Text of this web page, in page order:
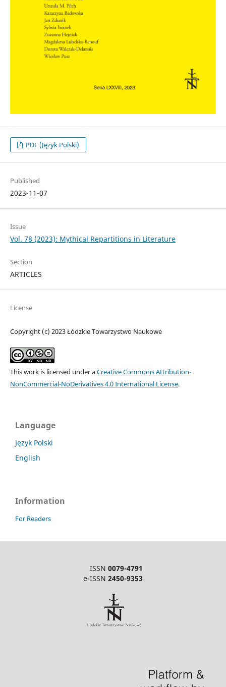
PDF (Język Polski)
Published
2023-11-07
Issue
Vol. 78 (2023): Mythical Repartitions in Literature
Section
ARTICLES
License
Copyright (c) 2023 Łódzkie Towarzystwo Naukowe
This work is licensed under aCreative Commons Attribution-
NonCommercial-NoDerivatives 4.0 International License.
Language
Język Polski
English
Information
For Readers
ISSN 0079-4791
e-ISSN 2450-9353